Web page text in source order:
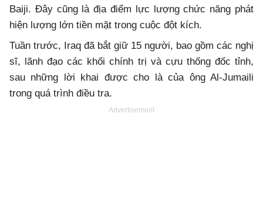
Baiji. Đây cũng là địa điểm lực lượng chức năng phát
hiện lượng lớn tiền mặt trong cuộc đột kích.
Tuần trước, Iraq đã bắt giữ 15 người, bao gồm các nghị
sĩ, lãnh đạo các khối chính trị và cựu thống đốc tỉnh,
sau những lời khai được cho là của ông Al-Jumaili
trong quá trình điều tra.
Advertisement